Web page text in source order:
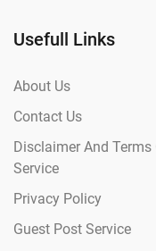
Usefull Links
About Us
Contact Us
Disclaimer And Terms
Service
Privacy Policy
Guest Post Service